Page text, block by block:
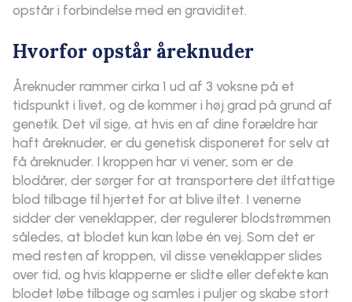
opstår i forbindelse med en graviditet.
Hvorfor opstår åreknuder
Åreknuder rammer cirka 1 ud af 3 voksne på et
tidspunkt i livet, og de kommer i høj grad på grund af
genetik. Det vil sige, at hvis en af dine forældre har
haft åreknuder, er du genetisk disponeret for selv at
få åreknuder. I kroppen har vi vener, som er de
blodårer, der sørger for at transportere det iltfattige
blod tilbage til hjertet for at blive iltet. I venerne
sidder der veneklapper, der regulerer blodstrømmen
således, at blodet kun kan løbe én vej. Som det er
med resten af kroppen, vil disse veneklapper slides
over tid, og hvis klapperne er slidte eller defekte kan
blodet løbe tilbage og samles i puljer og skabe stort